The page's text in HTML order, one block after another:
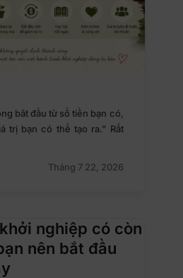
bắt đầu từ số tiền bạn có,
trị bạn có thể tạo ra.” Rất
Tháng 7 22, 2026
nghiệp có còn
nên bắt đầu